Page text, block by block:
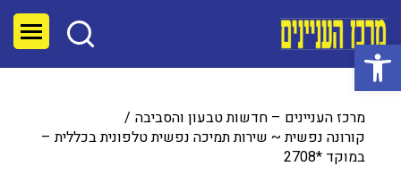
פתח סרגל נגישות
מרכז העניינים – חדשות טבעון והסביבה
קורונה נפשית ~ שירות תמיכה נפשית טלפונית בכללית –
במוקד *2708